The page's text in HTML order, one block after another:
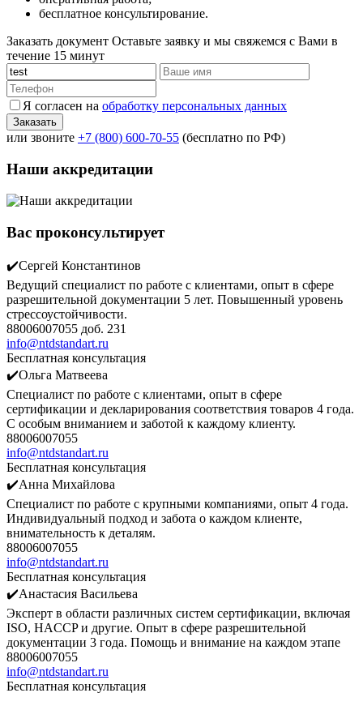
бесплатное консультирование.
Заказать документ Оставьте заявку и мы свяжемся с Вами в
течение 15 минут
Я согласен на обработку персональных данных
или звоните +7 (800) 600-70-55 (бесплатно по РФ)
Наши аккредитации
Вас проконсультирует
✔️Сергей Константинов
Ведущий специалист по работе с клиентами, опыт в сфере
разрешительной документации 5 лет. Повышенный уровень
стрессоустойчивости.
88006007055 доб. 231
info@ntdstandart.ru
Бесплатная консультация
✔️Ольга Матвеева
Специалист по работе с клиентами, опыт в сфере
сертификации и декларирования соответствия товаров 4 года.
С особым вниманием и заботой к каждому клиенту.
88006007055
info@ntdstandart.ru
Бесплатная консультация
✔️Анна Михайлова
Специалист по работе с крупными компаниями, опыт 4 года.
Индивидуальный подход и забота о каждом клиенте,
внимательность к деталям.
88006007055
info@ntdstandart.ru
Бесплатная консультация
✔️Анастасия Васильева
Эксперт в области различных систем сертификации, включая
ISO, HACCP и другие. Опыт в сфере разрешительной
документации 3 года. Помощь и внимание на каждом этапе
88006007055
info@ntdstandart.ru
Бесплатная консультация